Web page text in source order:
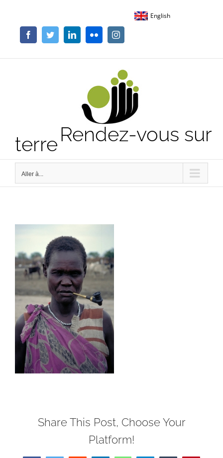
contenu
English
FacebookTwitterLinkedInFlickr Instagram
Rendez-vous sur
terre
Aller à...
Share This Post, Choose Your
Platform!